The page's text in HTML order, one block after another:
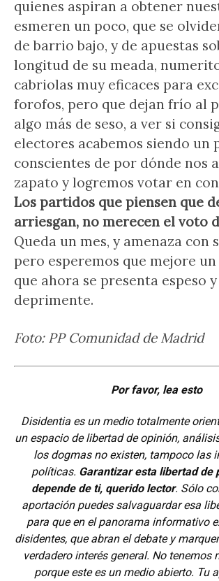
quienes aspiran a obtener
esmeren un poco, que se
de barrio bajo, y de apuestas
longitud de su meada,
cabriolas muy eficaces para
forofos, pero que dejan frío al
algo más de seso, a ver si
electores acabemos siendo un
conscientes de por dónde nos
zapato y logremos votar en
Los partidos que piensen que
arriesgan, no merecen el voto
Queda un mes, y amenaza con
pero esperemos que mejore
que ahora se presenta espeso
deprimente.
Foto: PP Comunidad de Madrid
Por favor, lea esto
Disidentia es un medio totalmente
un espacio de libertad de opinión,
los dogmas no existen, tampoco las
políticas. Garantizar esta libertad de
depende de ti, querido lector. Sólo
aportación puedes salvaguardar esa
para que en el panorama informativo
disidentes, que abran el debate y
verdadero interés general. No tenemos
porque este es un medio abierto. Tu